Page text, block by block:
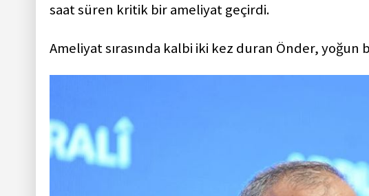
saat süren kritik bir ameliyat geçirdi.
Ameliyat sırasında kalbi iki kez duran Önder, yoğun